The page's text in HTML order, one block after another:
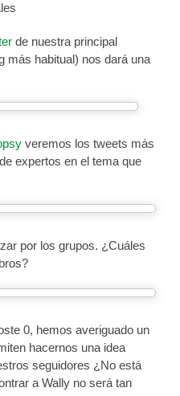
de nuestra principal
más habitual) nos dará una
veremos los tweets más
expertos en el tema que
por los grupos. ¿Cuáles
0, hemos averiguado un
hacernos una idea
seguidores ¿No está
a Wally no será tan